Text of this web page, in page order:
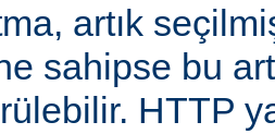
artık
sahipse bu
HTTP